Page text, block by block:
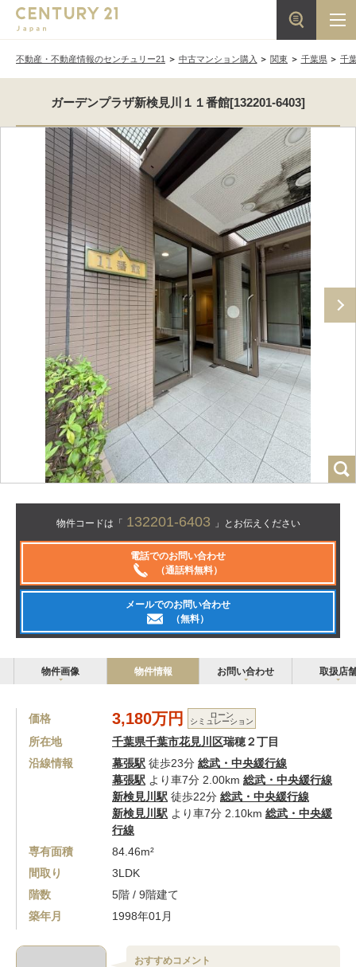
不動産・不動産情報のセンチュリー21 中古マンション購入 関東 千葉県 千
ガーデンプラザ新検見川１１番館[132201-6403]
物件コードは「 132201-6403 」とお伝えください
電話でのお問い合わせ
（通話料無料）
メールでのお問い合わせ
（無料）
物件画像 物件情報 お問い合わせ 取扱店
価格 3,180万円 ローン
シミュレーション
所在地 千葉県千葉市花見川区瑞穂２丁目
沿線情報
幕張駅 徒歩23分 総武・中央緩行線
幕張駅 より車7分 2.00km 総武・中央緩行線
新検見川駅 徒歩22分 総武・中央緩行線
新検見川駅 より車7分 2.10km 総武・中央緩
行線
専有面積
84.46m²
間取り
3LDK
階数
5階 / 9階建て
築年月
1998年01月
おすすめコメント